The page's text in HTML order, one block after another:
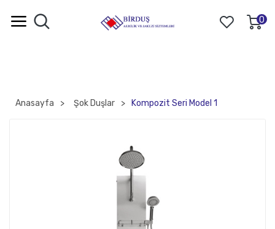
0
Anasayfa Şok Duşlar Kompozit Seri Model 1